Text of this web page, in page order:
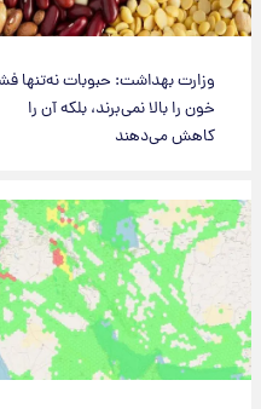
وزارت بهداشت: حبوبات نه‌تنها فشار
خون را بالا نمی‌برند، بلکه آن را
کاهش می‌دهند